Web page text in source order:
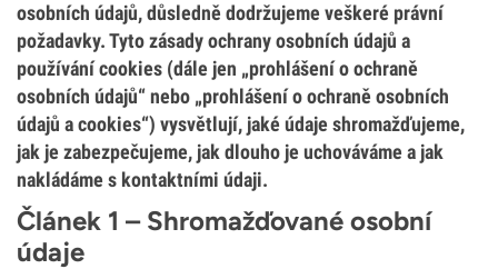
osobních údajů, důsledně dodržujeme veškeré právní
požadavky. Tyto zásady ochrany osobních údajů a
používání cookies (dále jen „prohlášení o ochraně
osobních údajů“ nebo „prohlášení o ochraně osobních
údajů a cookies“) vysvětlují, jaké údaje shromažďujeme,
jak je zabezpečujeme, jak dlouho je uchováváme a jak
nakládáme s kontaktními údaji.
Článek 1 – Shromažďované osobní
údaje